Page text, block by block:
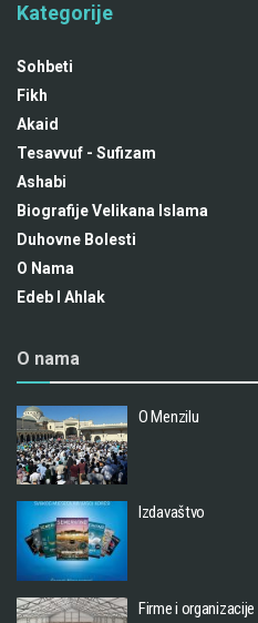
Kategorije
Sohbeti
Fikh
Akaid
Tesavvuf - Sufizam
Ashabi
Biografije Velikana Islama
Duhovne Bolesti
O Nama
Edeb I Ahlak
O nama
O Menzilu
Izdavaštvo
Firme i organizacije